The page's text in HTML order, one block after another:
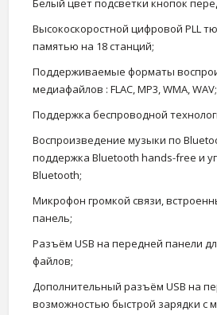
Белый цвет подсветки кнопок
Высокоскоростной цифровой PLL
памятью на 18 станций;
Поддерживаемые форматы
медиафайлов : FLAC, MP3, WMA, WAV;
Поддержка беспроводной
Воспроизведение музыки по
поддержка Bluetooth hands-free и
Bluetooth;
Микрофон громкой связи,
панель;
Разъём USB на передней панели
файлов;
Дополнительный разъём USB на
возможностью быстрой зарядки с